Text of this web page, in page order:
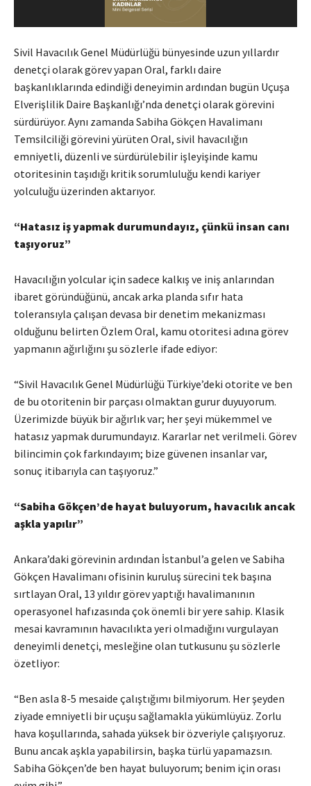
Sivil Havacılık Genel Müdürlüğü bünyesinde uzun yıllardır
denetçi olarak görev yapan Oral, farklı daire
başkanlıklarında edindiği deneyimin ardından bugün Uçuşa
Elverişlilik Daire Başkanlığı’nda denetçi olarak görevini
sürdürüyor. Aynı zamanda Sabiha Gökçen Havalimanı
Temsilciliği görevini yürüten Oral, sivil havacılığın
emniyetli, düzenli ve sürdürülebilir işleyişinde kamu
otoritesinin taşıdığı kritik sorumluluğu kendi kariyer
yolculuğu üzerinden aktarıyor.
“Hatasız iş yapmak durumundayız, çünkü insan canı
taşıyoruz”
Havacılığın yolcular için sadece kalkış ve iniş anlarından
ibaret göründüğünü, ancak arka planda sıfır hata
toleransıyla çalışan devasa bir denetim mekanizması
olduğunu belirten Özlem Oral, kamu otoritesi adına görev
yapmanın ağırlığını şu sözlerle ifade ediyor:
“Sivil Havacılık Genel Müdürlüğü Türkiye’deki otorite ve ben
de bu otoritenin bir parçası olmaktan gurur duyuyorum.
Üzerimizde büyük bir ağırlık var; her şeyi mükemmel ve
hatasız yapmak durumundayız. Kararlar net verilmeli. Görev
bilincimin çok farkındayım; bize güvenen insanlar var,
sonuç itibarıyla can taşıyoruz.”
“Sabiha Gökçen’de hayat buluyorum, havacılık ancak
aşkla yapılır”
Ankara’daki görevinin ardından İstanbul’a gelen ve Sabiha
Gökçen Havalimanı ofisinin kuruluş sürecini tek başına
sırtlayan Oral, 13 yıldır görev yaptığı havalimanının
operasyonel hafızasında çok önemli bir yere sahip. Klasik
mesai kavramının havacılıkta yeri olmadığını vurgulayan
deneyimli denetçi, mesleğine olan tutkusunu şu sözlerle
özetliyor:
“Ben asla 8-5 mesaide çalıştığımı bilmiyorum. Her şeyden
ziyade emniyetli bir uçuşu sağlamakla yükümlüyüz. Zorlu
hava koşullarında, sahada yüksek bir özveriyle çalışıyoruz.
Bunu ancak aşkla yapabilirsin, başka türlü yapamazsın.
Sabiha Gökçen’de ben hayat buluyorum; benim için orası